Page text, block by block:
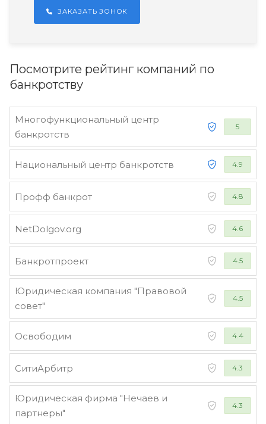
ЗАКАЗАТЬ ЗОНОК
Посмотрите рейтинг компаний по
банкротству
Многофункциональный центр
банкротств
5
Национальный центр банкротств 4.9
Профф банкрот 4.8
NetDolgov.org 4.6
Банкротпроект 4.5
Юридическая компания "Правовой
совет"
4.5
Освободим 4.4
СитиАрбитр 4.3
Юридическая фирма "Нечаев и
партнеры"
4.3